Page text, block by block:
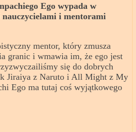
Ego wypada w
i mentorami
mentor, który zmusza
granic i wmawia im, że ego jest
się do dobrych
Jiraiya z Naruto i All Might z My
Ego ma tutaj coś wyjątkowego